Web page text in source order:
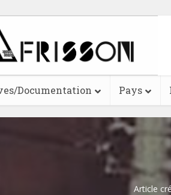
Documentation Pays
Article